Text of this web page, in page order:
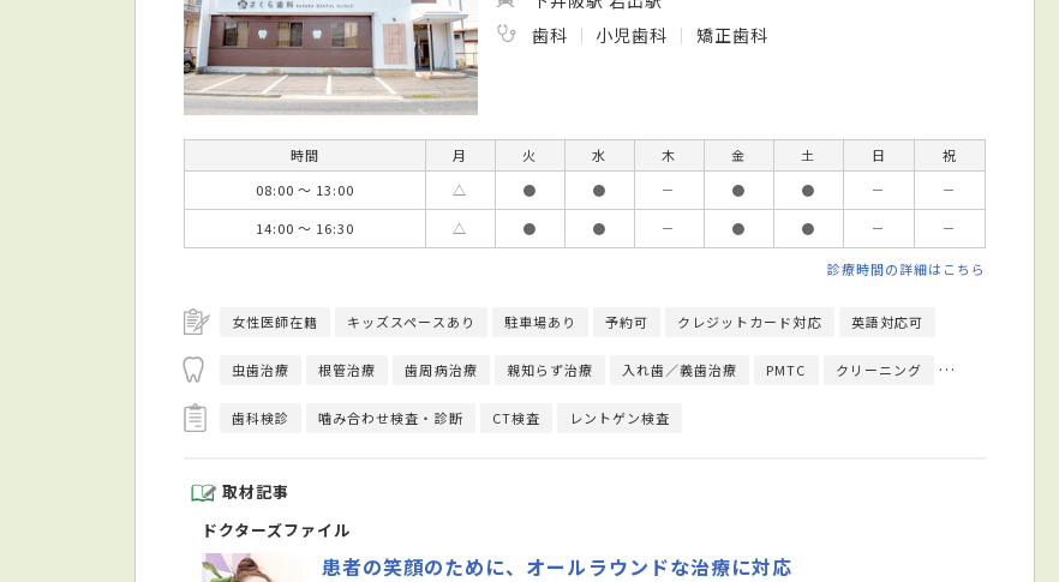
歯科
小児歯科 矯正歯科
時間 月 火 水 木 金 土 日
祝
08:00 ～ 13:00
△ ● ● － ● ● －
－
14:00 ～ 16:30
△ ● ● － ● ● － －
診療時間の詳細はこちら
女性医師在籍 キッズスペースあり 駐車場あり 予約可 クレジットカード対応 英語対応可
虫歯治療 根管治療 歯周病治療 親知らず治療 入れ歯／義歯治療 PMTC クリーニング インプラント治療
歯科検診 噛み合わせ検査・診断 CT検査 レントゲン検査
取材記事
ドクターズファイル
患者の笑顔のために、オールラウンドな治療に対応